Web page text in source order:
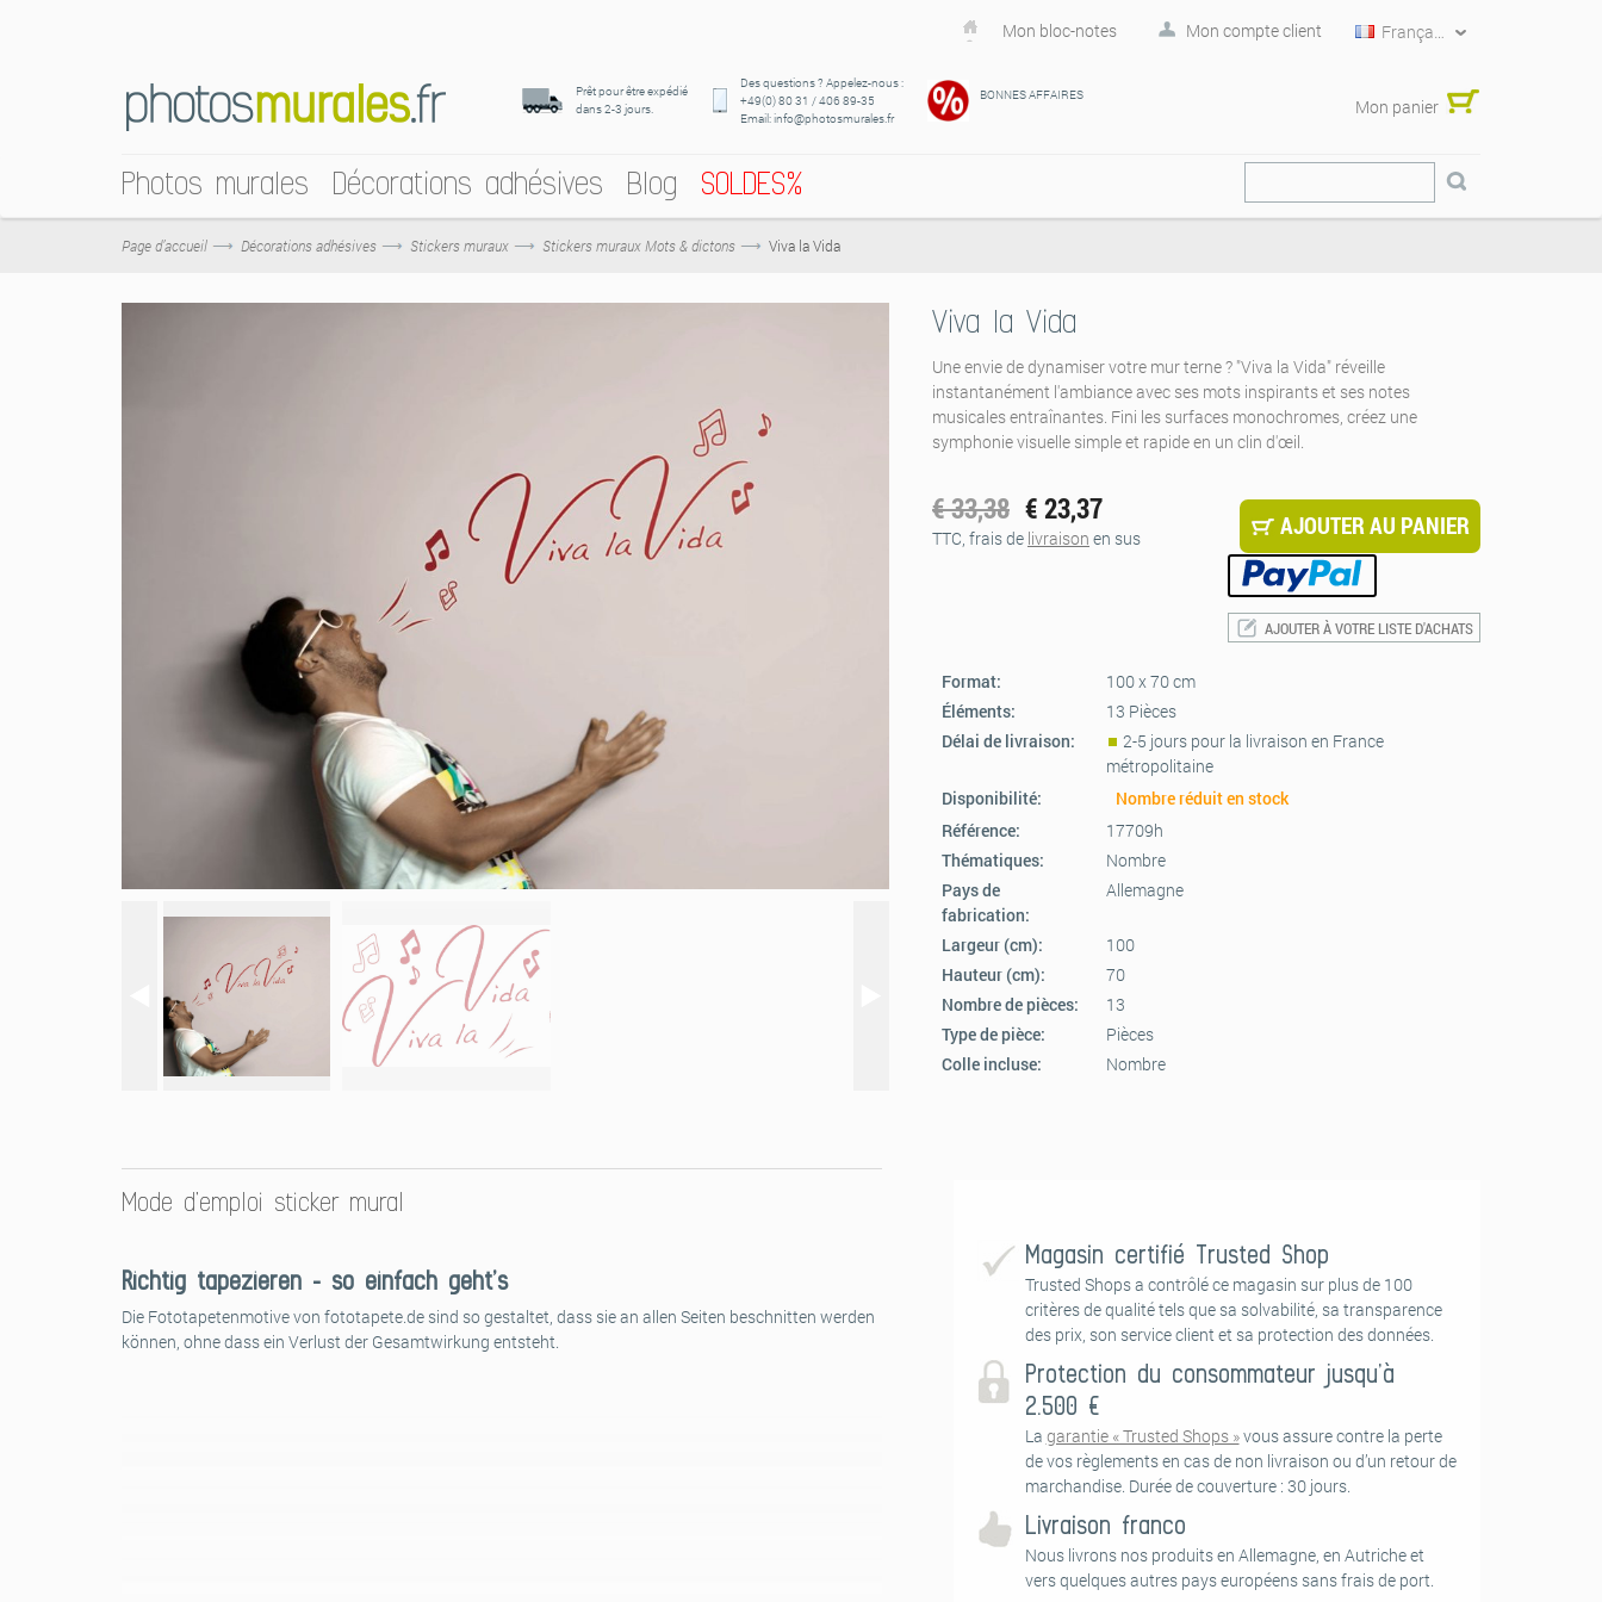
Mon bloc-notes Mon compte client Français
Prêt pour être expédié
dans 2-3 jours.
Des questions ? Appelez-nous :
+49(0) 80 31 / 406 89-35
Email: info@photosmurales.fr
BONNES AFFAIRES
Mon panier
Photos murales Décorations adhésives Blog SOLDES%
Page d’accueil Décorations adhésives Stickers muraux Stickers muraux Mots & dictons Viva la Vida
Viva la Vida
Une envie de dynamiser votre mur terne ? "Viva la Vida" réveille
instantanément l'ambiance avec ses mots inspirants et ses notes
musicales entraînantes. Fini les surfaces monochromes, créez une
symphonie visuelle simple et rapide en un clin d'œil.
€ 33,38 € 23,37
TTC, frais de livraison en sus AJOUTER AU PANIER
AJOUTER À VOTRE LISTE D'ACHATS
Format:
100 x 70 cm
Éléments:
13 Pièces
Délai de livraison:
2-5 jours pour la livraison en France
métropolitaine
Disponibilité:
Nombre réduit en stock
Référence:
17709h
Thématiques:
Nombre
Pays de
fabrication:
Allemagne
Largeur (cm):
100
Hauteur (cm):
70
Nombre de pièces:
13
Type de pièce:
Pièces
Colle incluse:
Nombre
Mode d’emploi sticker mural
Richtig tapezieren – so einfach geht’s
Die Fototapetenmotive von fototapete.de sind so gestaltet, dass sie an allen Seiten beschnitten werden
können, ohne dass ein Verlust der Gesamtwirkung entsteht.
Magasin certifié Trusted Shop
Trusted Shops a contrôlé ce magasin sur plus de 100
critères de qualité tels que sa solvabilité, sa transparence
des prix, son service client et sa protection des données.
Protection du consommateur jusqu’à
2.500 €
La garantie « Trusted Shops »vous assure contre la perte
de vos règlements en cas de non livraison ou d’un retour de
marchandise. Durée de couverture : 30 jours.
Livraison franco
Nous livrons nos produits en Allemagne, en Autriche et
vers quelques autres pays européens sans frais de port.